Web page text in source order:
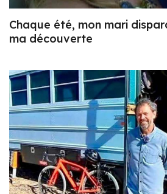
Chaque été, mon mari
ma découverte